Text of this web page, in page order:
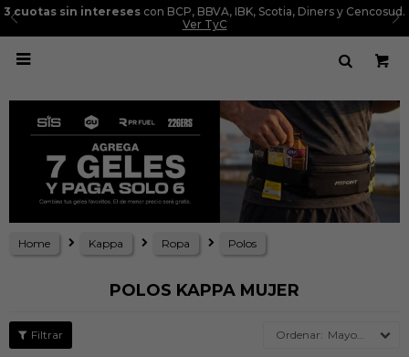
3 cuotas sin intereses con BCP, BBVA, IBK, Scotia, Diners y Cencosud.
Ver TyC

Home Kappa Ropa Polos
POLOS KAPPA MUJER
Mayor precio